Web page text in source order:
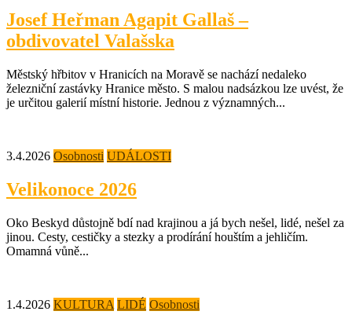
Josef Heřman Agapit Gallaš –
obdivovatel Valašska
Městský hřbitov v Hranicích na Moravě se nachází nedaleko
železniční zastávky Hranice město. S malou nadsázkou lze uvést, že
je určitou galerií místní historie. Jednou z významných...
3.4.2026 Osobnosti UDÁLOSTI
Velikonoce 2026
Oko Beskyd důstojně bdí nad krajinou a já bych nešel, lidé, nešel za
jinou. Cesty, cestičky a stezky a prodírání houštím a jehličím.
Omamná vůně...
1.4.2026 KULTURA LIDÉ Osobnosti